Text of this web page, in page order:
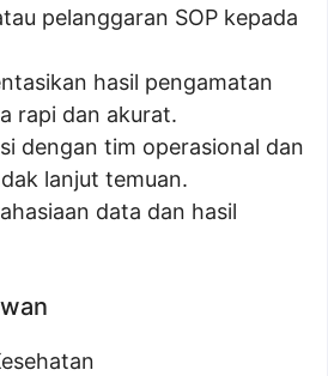
pelanggaran SOP kepada
hasil pengamatan
rapi dan akurat.
dengan tim operasional dan
lanjut temuan.
data dan hasil